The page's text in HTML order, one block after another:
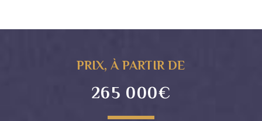
PRIX, À PARTIR DE
265 000€